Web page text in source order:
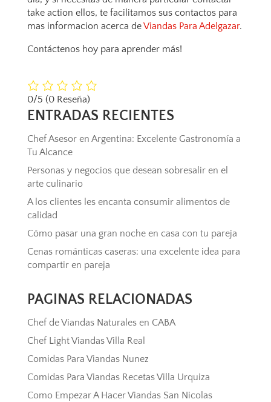
take action ellos, te facilitamos sus contactos para
mas informacion acerca deViandas Para Adelgazar.
Contáctenos hoy para aprender más!
0/5 (0 Reseña)
ENTRADAS RECIENTES
Chef Asesor en Argentina: Excelente Gastronomía a
Tu Alcance
Personas y negocios que desean sobresalir en el
arte culinario
A los clientes les encanta consumir alimentos de
calidad
Cómo pasar una gran noche en casa con tu pareja
Cenas románticas caseras: una excelente idea para
compartir en pareja
PAGINAS RELACIONADAS
Chef de Viandas Naturales en CABA
Chef Light Viandas Villa Real
Comidas Para Viandas Nunez
Comidas Para Viandas Recetas Villa Urquiza
Como Empezar A Hacer Viandas San Nicolas